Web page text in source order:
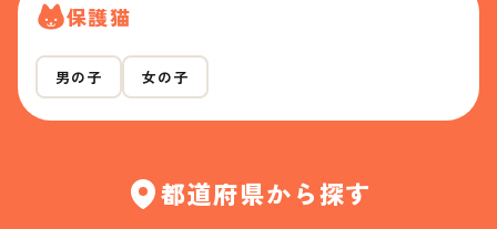
保護猫
男の子 女の子
都道府県から探す